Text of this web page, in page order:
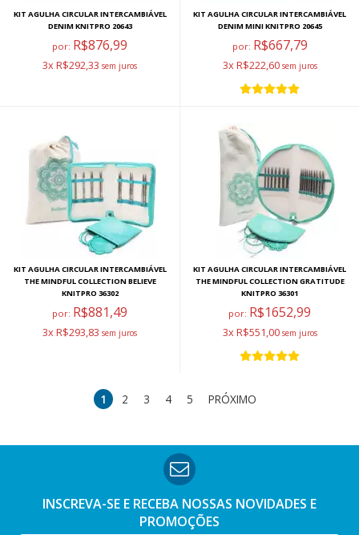
KIT AGULHA CIRCULAR INTERCAMBIÁVEL
DENIM KNITPRO 20643
por: R$876,99
3x R$292,33
KIT AGULHA CIRCULAR INTERCAMBIÁVEL
DENIM MINI KNITPRO 20645
por: R$667,79
3x R$222,60
KIT AGULHA CIRCULAR INTERCAMBIÁVEL
THE MINDFUL COLLECTION BELIEVE
KNITPRO 36302
por: R$881,49
3x R$293,83
KIT AGULHA CIRCULAR INTERCAMBIÁVEL
THE MINDFUL COLLECTION GRATITUDE
KNITPRO 36301
por: R$1652,99
3x R$551,00
1 2 3 4 5 PRÓXIMO
INSCREVA-SE E RECEBA NOSSAS NOVIDADES E
PROMOÇÕES